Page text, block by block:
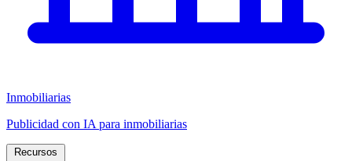
Inmobiliarias
Publicidad con IA para inmobiliarias